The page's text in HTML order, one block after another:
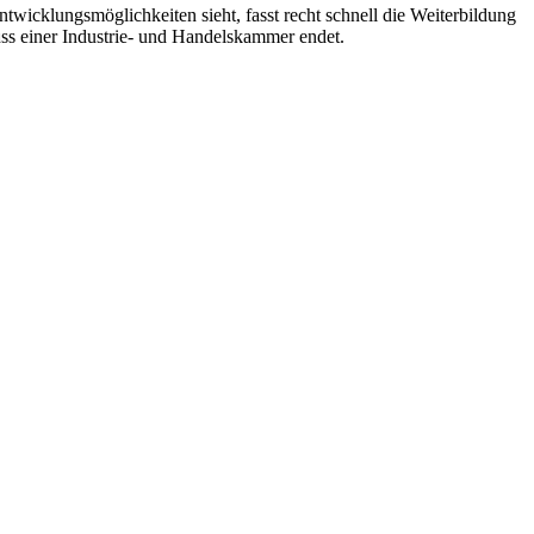
sieht, fasst recht schnell die Weiterbildung
einer Industrie- und Handelskammer endet.